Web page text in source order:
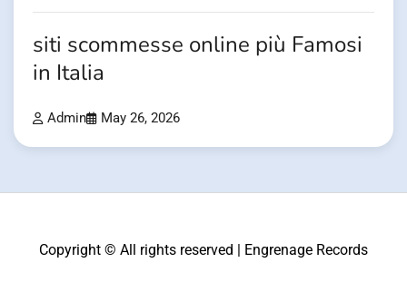
siti scommesse online più Famosi
in Italia
Admin May 26, 2026
Copyright © All rights reserved | Engrenage Records